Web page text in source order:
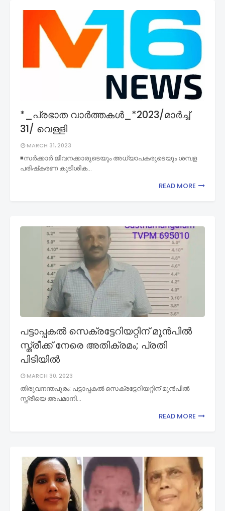
*_പ്രഭാത വാർത്തകൾ_*2023/മാർച്ച്
31/ വെള്ളി
MARCH 31, 2023
◾സര്‍ക്കാര്‍ ജീവനക്കാരുടെയും അധ്യാപകരുടെയും ശമ്പള
പരിഷ്‌കരണ കുടിശിക…
READ MORE
പട്ടാപ്പകൽ സെക്രട്ടേറിയറ്റിന് മുൻപിൽ
സ്ത്രീക്ക് നേരെ അതിക്രമം; പ്രതി
പിടിയില്‍
MARCH 30, 2023
തിരുവനന്തപുരം: പട്ടാപ്പകൽ സെക്രട്ടേറിയറ്റിന് മുൻപിൽ
സ്ത്രീയെ അപമാനി…
READ MORE